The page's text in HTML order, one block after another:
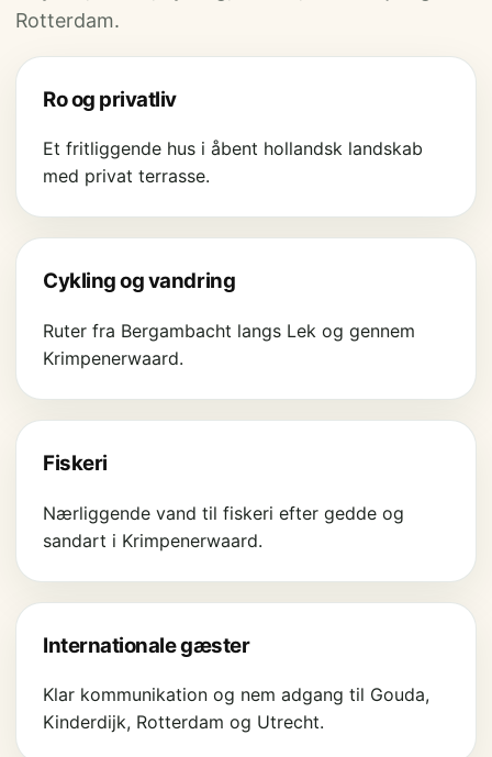
Rotterdam.
Ro og privatliv
Et fritliggende hus i åbent hollandsk landskab
med privat terrasse.
Cykling og vandring
Ruter fra Bergambacht langs Lek og gennem
Krimpenerwaard.
Fiskeri
Nærliggende vand til fiskeri efter gedde og
sandart i Krimpenerwaard.
Internationale gæster
Klar kommunikation og nem adgang til Gouda,
Kinderdijk, Rotterdam og Utrecht.